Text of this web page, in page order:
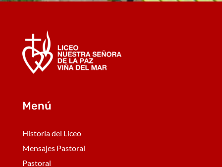
Menú
Historia del Liceo
Mensajes Pastoral
Pastoral